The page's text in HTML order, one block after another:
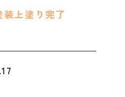
装上塗り完了